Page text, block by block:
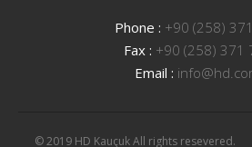
Phone : +90 (258)
Fax : +90 (258) 371
Email :
© 2019 HD Kauçuk All rights resevered.